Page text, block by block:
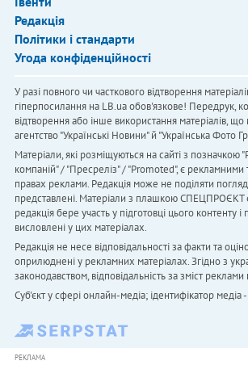
Редакція
Політики і стандарти
Угода конфіденційності
У разі повного чи часткового відтворення
гіперпосилання на LB.ua обов'язкове! Передрук,
відтворення або інше використання матеріалів, що
агентство "Українськi Новини" й "Українська Фото
Матеріали, які розміщуються на сайті з позначкою
компаній" / "Пресреліз" / "Promoted", є рекламними
правах реклами. Редакція може не поділяти
представлені. Матеріали з плашкою СПЕЦПРОЄКТ
редакція бере участь у підготовці цього контенту і
висловлені у цих матеріалах.
Редакція не несе відповідальності за факти та
оприлюднені у рекламних матеріалах. Згідно з
законодавством, відповідальність за зміст
Cуб'єкт у сфері онлайн-медіа; ідентифікатор
РЕКЛАМА